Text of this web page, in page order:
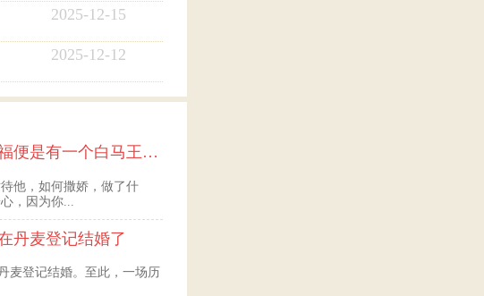
2025-12-15
2025-12-12
黄女士的跨国故事：最大的幸福便是有一个白马王子一直默默等着自己
他，如何撒娇，做了什
，因为你...
丹麦登记结婚了
麦登记结婚。至此，一场历